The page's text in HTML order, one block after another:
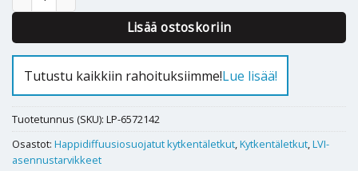
Lisää ostoskoriin
Tutustu kaikkiin rahoituksiimme!Lue lisää!
Tuotetunnus (SKU): LP-6572142
Osastot: Happidiffuusiosuojatut kytkentäletkut,Kytkentäletkut,LVI-
asennustarvikkeet